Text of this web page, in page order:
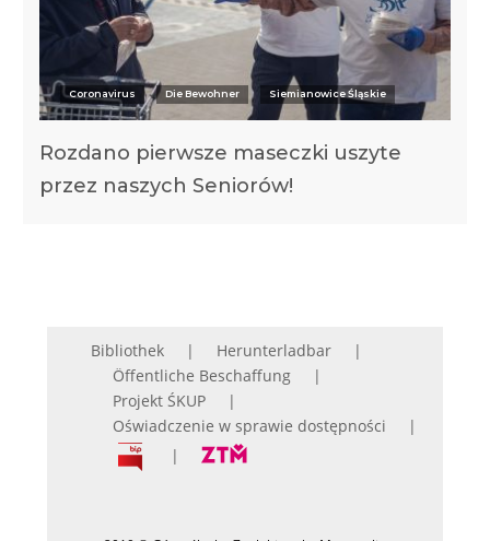
Coronavirus Die Bewohner Siemianowice Śląskie
Rozdano pierwsze maseczki uszyte
przez naszych Seniorów!
Bibliothek
Herunterladbar
Öffentliche Beschaffung
Projekt ŚKUP
Oświadczenie w sprawie dostępności